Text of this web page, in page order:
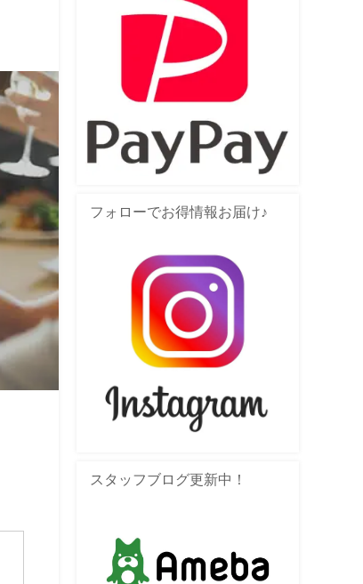
フォローでお得情報お届け♪
スタッフブログ更新中！